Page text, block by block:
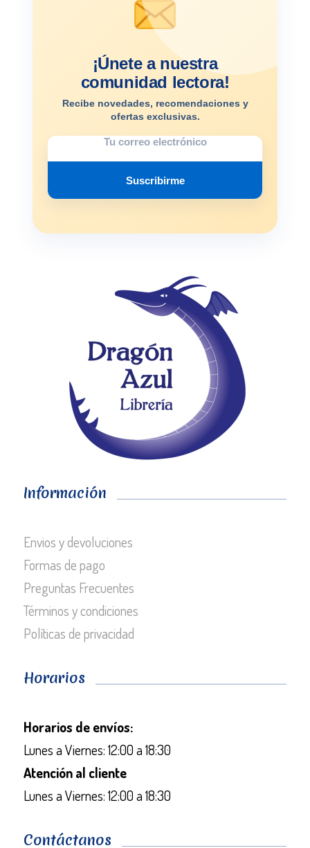
¡Únete a nuestra
comunidad lectora!
Recibe novedades, recomendaciones y
ofertas exclusivas.
Suscribirme
Información
Envios y devoluciones
Formas de pago
Preguntas Frecuentes
Términos y condiciones
Políticas de privacidad
Horarios
Horarios de envíos:
Lunes a Viernes: 12:00 a 18:30
Atención al cliente
Lunes a Viernes: 12:00 a 18:30
Contáctanos